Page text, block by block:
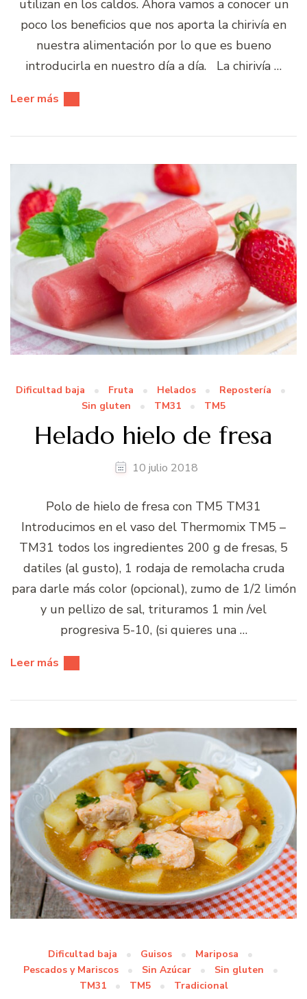
utilizan en los caldos. Ahora vamos a conocer un
poco los beneficios que nos aporta la chirivía en
nuestra alimentación por lo que es bueno
introducirla en nuestro día a día. La chirivía …
Leer más
Dificultad baja Fruta Helados
Repostería
Sin gluten
TM31 TM5
Helado hielo de fresa
10 julio 2018
Polo de hielo de fresa con TM5 TM31
Introducimos en el vaso del Thermomix TM5 –
TM31 todos los ingredientes 200 g de fresas, 5
datiles (al gusto), 1 rodaja de remolacha cruda
para darle más color (opcional), zumo de 1/2 limón
y un pellizo de sal, trituramos 1 min /vel
progresiva 5-10, (si quieres una …
Leer más
Dificultad baja Guisos
Mariposa
Pescados y Mariscos
Sin Azúcar
Sin gluten
TM31
TM5 Tradicional